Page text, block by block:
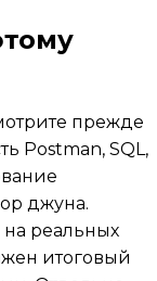
прежде
Postman, SQL,
джуна.
на реальных
итоговый